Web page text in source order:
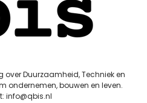
over Duurzaamheid, Techniek en
ondernemen, bouwen en leven.
info@qbis.nl